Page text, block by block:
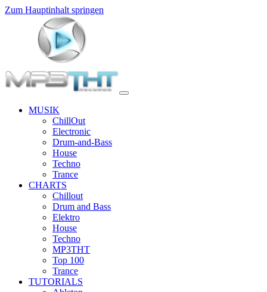
Zum Hauptinhalt springen
MUSIK
ChillOut
Electronic
Drum-and-Bass
House
Techno
Trance
CHARTS
Chillout
Drum and Bass
Elektro
House
Techno
MP3THT
Top 100
Trance
TUTORIALS